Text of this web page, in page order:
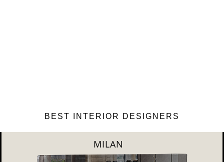
BEST INTERIOR DESIGNERS
DUBAI